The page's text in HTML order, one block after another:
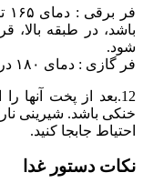
شود.
فر گازی : دمای ۱۸۰ درجه ، در طبقه بالا، حدود 20 دقیقه.
12.بعد از پخت آنها
خنکی باشد. شیرینی
احتیاط جابجا کنید.
نکات دستور غدا